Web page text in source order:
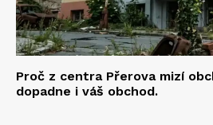
Proč z centra Přerova mizí
dopadne i váš obchod.